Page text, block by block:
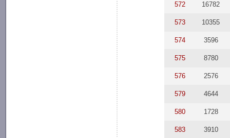
572 16782
573 10355
574 3596
575 8780
576 2576
579 4644
580 1728
583 3910